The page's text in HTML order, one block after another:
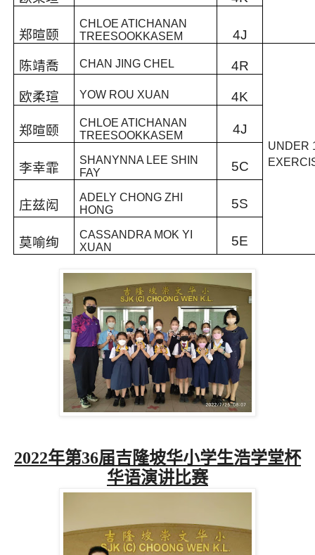
郑暄颐
CHLOE ATICHANAN
TREESOOKKASEM
4J
陈靖喬 CHAN JING CHEL 4R
UNDER
欧柔瑄 YOW ROU XUAN 4K
郑暄颐
CHLOE ATICHANAN
TREESOOKKASEM
4J
李幸霏
SHANYNNA LEE SHIN
FAY
5C
庄兹闳
ADELY CHONG ZHI
HONG
5S
莫喻绚
CASSANDRA MOK YI
XUAN
5E
2022年第36届吉隆坡华小学生浩学堂杯
华语演讲比赛